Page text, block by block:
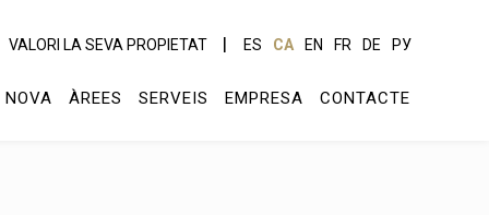
VALORI LA SEVA PROPIETAT ES CA EN FR DE РУ
NOVA ÀREES SERVEIS EMPRESA CONTACTE